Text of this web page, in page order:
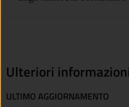
Ulteriori
ULTIMO AGGIORNAMENTO